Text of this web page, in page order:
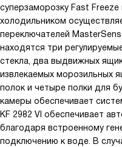
суперзаморозку Fast
холодильником
переключателей
находятся три
стекла, два выдвижных
извлекаемых морозильных
полок и четыре полки для
камеры обеспечивает
KF 2982 VI обеспечивает
благодаря встроенному
подключению к воде. В